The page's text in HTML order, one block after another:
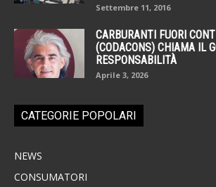
Settembre 11, 2016
CARBURANTI FUORI
(CODACONS) CHIAMA IL
RESPONSABILITÀ
Aprile 3, 2026
CATEGORIE POPOLARI
NEWS
CONSUMATORI